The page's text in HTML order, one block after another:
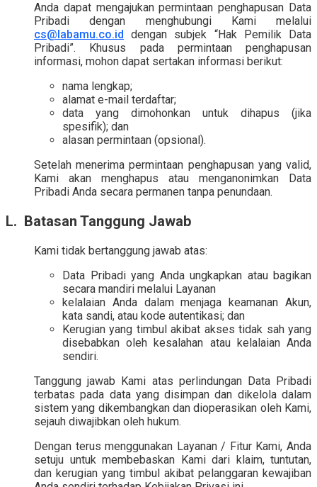
Anda dapat mengajukan permintaan penghapusan Data
Pribadi dengan menghubungi Kami melalui
cs@labamu.co.id dengan subjek “Hak Pemilik Data
Pribadi”. Khusus pada permintaan penghapusan
informasi, mohon dapat sertakan informasi berikut:
nama lengkap;
alamat e-mail terdaftar;
data yang dimohonkan untuk dihapus (jika
spesifik); dan
alasan permintaan (opsional).
Setelah menerima permintaan penghapusan yang valid,
Kami akan menghapus atau menganonimkan Data
Pribadi Anda secara permanen tanpa penundaan.
L. Batasan Tanggung Jawab
Kami tidak bertanggung jawab atas:
Data Pribadi yang Anda ungkapkan atau bagikan
secara mandiri melalui Layanan
kelalaian Anda dalam menjaga keamanan Akun,
kata sandi, atau kode autentikasi; dan
Kerugian yang timbul akibat akses tidak sah yang
disebabkan oleh kesalahan atau kelalaian Anda
sendiri.
Tanggung jawab Kami atas perlindungan Data Pribadi
terbatas pada data yang disimpan dan dikelola dalam
sistem yang dikembangkan dan dioperasikan oleh Kami,
sejauh diwajibkan oleh hukum.
Dengan terus menggunakan Layanan / Fitur Kami, Anda
setuju untuk membebaskan Kami dari klaim, tuntutan,
dan kerugian yang timbul akibat pelanggaran kewajiban